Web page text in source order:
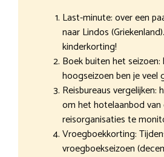
Last-minute: over een
naar Lindos
kinderkorting!
Boek buiten het
hoogseizoen ben je veel
Reisbureaus vergelijken:
om het hotelaanbod van
reisorganisaties te
Vroegboekkorting:
vroegboekseizoen